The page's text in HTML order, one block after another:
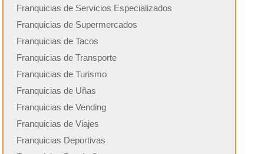
Franquicias de Servicios Especializados
Franquicias de Supermercados
Franquicias de Tacos
Franquicias de Transporte
Franquicias de Turismo
Franquicias de Uñas
Franquicias de Vending
Franquicias de Viajes
Franquicias Deportivas